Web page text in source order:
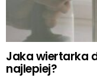
Jaka wiertarka
najlepiej?